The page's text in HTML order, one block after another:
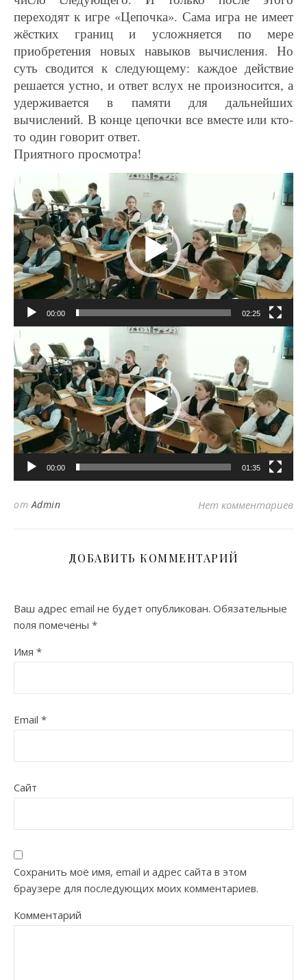
переходят к игре «Цепочка». Сама игра не имеет
жёстких границ и усложняется по мере
приобретения новых навыков вычисления. Но
суть сводится к следующему: каждое действие
решается устно, и ответ вслух не произносится, а
удерживается в памяти для дальнейших
вычислений. В конце цепочки все вместе или кто-
то один говорит ответ.
Приятного просмотра!
Видеоплеер
00:00 02:25
Видеоплеер
00:00 01:35
от Admin Нет комментариев
ДОБАВИТЬ КОММЕНТАРИЙ
Ваш адрес email не будет опубликован. Обязательные
поля помечены *
Имя *
Email *
Сайт
Сохранить моё имя, email и адрес сайта в этом
браузере для последующих моих комментариев.
Комментарий